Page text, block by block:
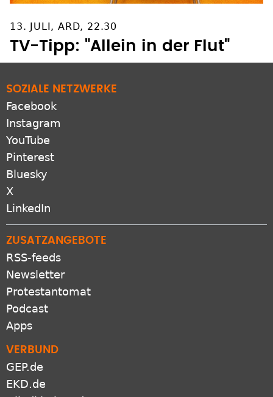
13. JULI, ARD, 22.30
TV-Tipp: "Allein in der Flut"
SOZIALE NETZWERKE
Facebook
Instagram
YouTube
Pinterest
Bluesky
X
LinkedIn
ZUSATZANGEBOTE
RSS-feeds
Newsletter
Protestantomat
Podcast
Apps
VERBUND
GEP.de
EKD.de